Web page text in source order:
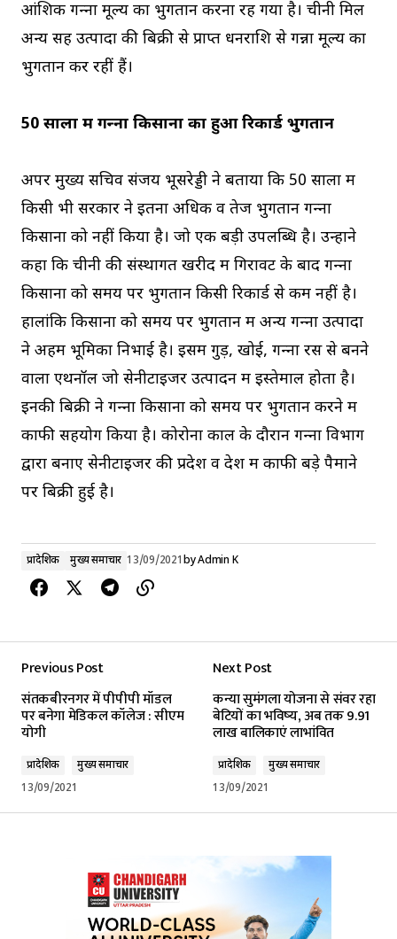
आंशिक गन्‍ना मूल्‍य का भुगतान करना रह गया है। चीनी मिलें
अन्य सह उत्पादों की बिक्री से प्राप्त धनराशि से गन्ना मूल्य का
भुगतान कर रहीं हैं।
50 सालों में गन्‍ना किसानों का हुआ रिकार्ड भुगतान
अपर मुख्‍य सचिव संजय भूसरेड्डी ने बताया कि 50 सालों में
किसी भी सरकार ने इतना अधिक व तेज भुगतान गन्‍ना
किसानों को नहीं किया है। जो एक बड़ी उपलब्धि है। उन्‍होंने
कहा कि चीनी की संस्‍थागत खरीद में गिरावट के बाद गन्‍ना
किसानों को समय पर भुगतान किसी रिकार्ड से कम नहीं है।
हालांकि किसानों को समय पर भुगतान में अन्‍य गन्‍ना उत्‍पादों
ने अहम भूमिका निभाई है। इसमें गुड़, खोई, गन्‍ना रस से बनने
वाला एथनॉल जो सेनीटाइजर उत्‍पादन में इस्‍तेमाल होता है।
इनकी बिक्री ने गन्‍ना किसानों को समय पर भुगतान करने में
काफी सहयोग किया है। कोरोना काल के दौरान गन्‍ना विभाग
द्वारा बनाए सेनीटाइजर की प्रदेश व देश में काफी बड़े पैमाने
पर बिक्री हुई है।
प्रादेशिक मुख्य समाचार 13/09/2021byAdmin K
Previous Post
संतकबीरनगर में पीपीपी मॉडल
पर बनेगा मेडिकल कॉलेज : सीएम
योगी
प्रादेशिक
मुख्य समाचार
13/09/2021
Next Post
कन्या सुमंगला योजना से संवर रहा
बेटियों का भविष्‍य, अब तक 9.91
लाख बालिकाएं लाभांवित
प्रादेशिक
मुख्य समाचार
13/09/2021